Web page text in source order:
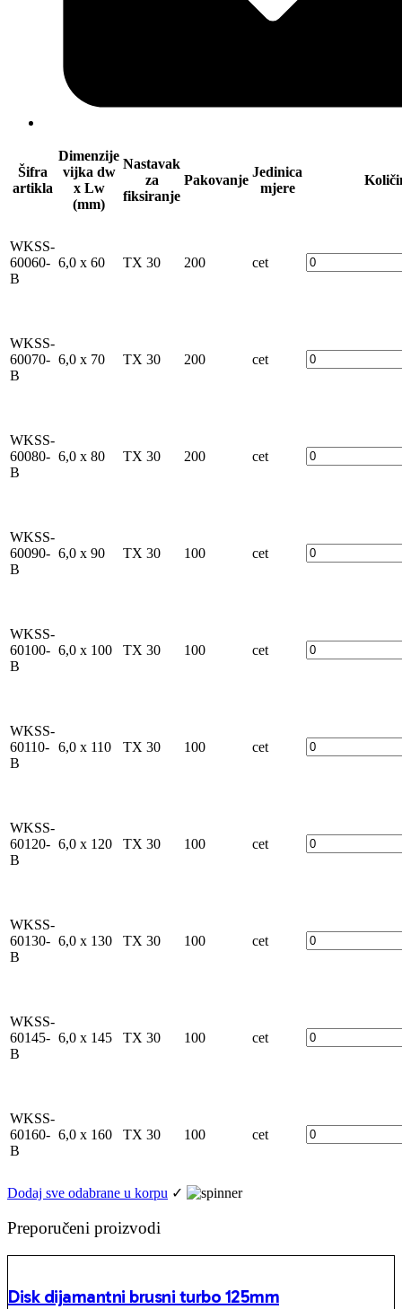
Šifra
artikla
Dimenzije
vijka dw
x Lw
(mm)
Nastavak
za
fiksiranje
Pakovanje
Jedinica
mjere
WKSS-
60060-
B
6,0 x 60 TX 30 200 cet
WKSS-
60070-
B
6,0 x 70 TX 30 200 cet
WKSS-
60080-
B
6,0 x 80 TX 30 200 cet
WKSS-
60090-
B
6,0 x 90 TX 30 100 cet
WKSS-
60100-
B
6,0 x 100 TX 30 100 cet
WKSS-
60110-
B
6,0 x 110 TX 30 100 cet
WKSS-
60120-
B
6,0 x 120 TX 30 100 cet
WKSS-
60130-
B
6,0 x 130 TX 30 100 cet
WKSS-
60145-
B
6,0 x 145 TX 30 100 cet
WKSS-
60160-
B
6,0 x 160 TX 30 100 cet
Dodaj sve odabrane u korpu ✓
Preporučeni proizvodi
Disk dijamantni brusni turbo 125mm